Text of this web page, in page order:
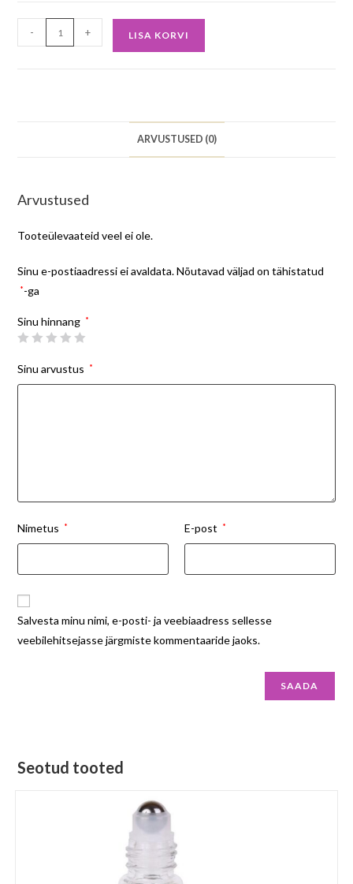
- + LISA KORVI
ARVUSTUSED (0)
Arvustused
Tooteülevaateid veel ei ole.
Sinu e-postiaadressi ei avaldata. Nõutavad väljad on tähistatud
*-ga
Sinu hinnang *
Sinu arvustus *
Nimetus * E-post *
Salvesta minu nimi, e-posti- ja veebiaadress sellesse
veebilehitsejasse järgmiste kommentaaride jaoks.
Seotud tooted